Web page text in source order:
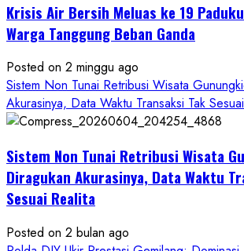
Krisis Air Bersih Meluas ke 19
Warga Tanggung Beban Ganda
Posted on 2 minggu ago
Sistem Non Tunai Retribusi Wisata
Akurasinya, Data Waktu Transaksi Tak
Sistem Non Tunai Retribusi Wisata
Diragukan Akurasinya, Data Waktu
Sesuai Realita
Posted on 2 bulan ago